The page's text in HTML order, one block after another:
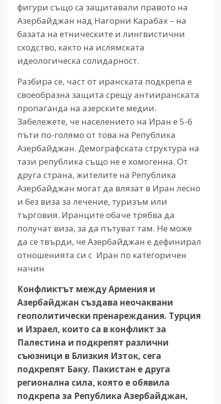
фигури също са защитавали правото на
Азербайджан над Нагорни Карабах – на
базата на етническите и лингвистични
сходство, както на ислямската
идеологическа солидарност.
Разбира се, част от иранската подкрепа е
своеобразна защита срещу антииранската
пропаганда на азерските медии.
Забележете, че населението на Иран е 5-6
пъти по-голямо от това на Република
Азербайджан. Демографската структура на
тази република също не е хомогенна. От
друга страна, жителите на Република
Азербайджан могат да влязат в Иран лесно
и без виза за лечение, туризъм или
търговия. Иранците обаче трябва да
получат виза, за да пътуват там. Не може
да се твърди, че Азербайджан е дефинирал
отношенията си с Иран по категоричен
начин
Конфликтът между Армения и
Азербайджан създава неочаквани
геополитически пренареждания. Турция
и Израел, които са в конфликт за
Палестина и подкрепят различни
съюзници в Близкия Изток, сега
подкрепят Баку. Пакистан е друга
регионална сила, която е обявила
подкрепа за Република Азербайджан,